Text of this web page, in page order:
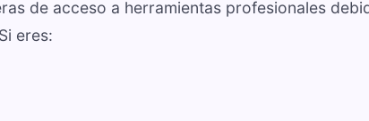
de acceso a herramientas profesionales
eres: